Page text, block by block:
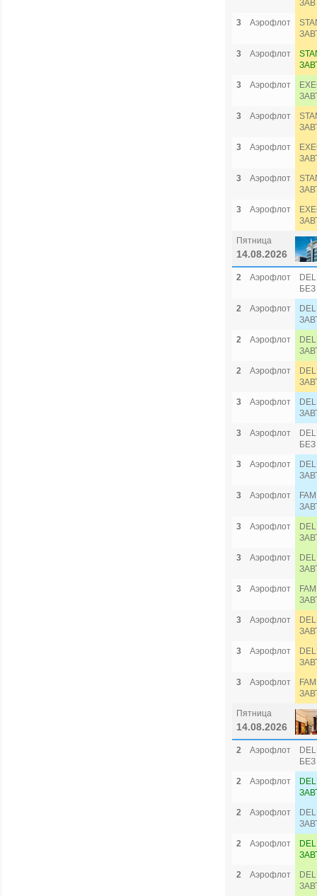
3
Аэрофлот
3
Аэрофлот
3
Аэрофлот
3
Аэрофлот
3
Аэрофлот
3
Аэрофлот
3
Аэрофлот
Пятница
14.08.2026
2 Аэрофлот
2
Аэрофлот
2
Аэрофлот
2
Аэрофлот
3
Аэрофлот
3
Аэрофлот
3
Аэрофлот
3
Аэрофлот
3
Аэрофлот
3
Аэрофлот
3
Аэрофлот
3
Аэрофлот
3
Аэрофлот
3
Аэрофлот
Пятница
14.08.2026
2 Аэрофлот
2
Аэрофлот
2
Аэрофлот
2
Аэрофлот
2
Аэрофлот